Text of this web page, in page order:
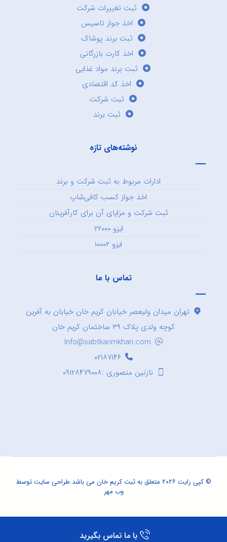
ثبت تغییرات شرکت
اخذ جواز تاسیس
ثبت برند پوشاک
اخذ کارت بازرگانی
ثبت برند مواد غذایی
اخذ کد اقتصادی
ثبت شرکت
ثبت برند
نوشته‌های تازه
ادارات مربوط به ثبت شرکت و برند
اخذ جواز کسب کافی‌شاپ
ثبت شرکت و مزایای آن برای کارآفرینان
ایزو ۲۲۰۰۰
ایزو ۱۰۰۰۲
تماس با ما
تهران میدان ولیعصر خیابان کریم خان خیابان به آفرین
کوچه ولدی پلاک ۳۹ ساختمان کریم خان
Info@sabtkarimkhan.com
۰۲۱۸۷۱۴۶
نازنین منصوری :۰۹۱۲۸۴۷۹۰۰۸
© کپی رایت ۲۰۲۶ متعلق به ثبت کریم خان می باشد. طراحی سایتتوسط
وب مهر
با ما تماس بگیرید